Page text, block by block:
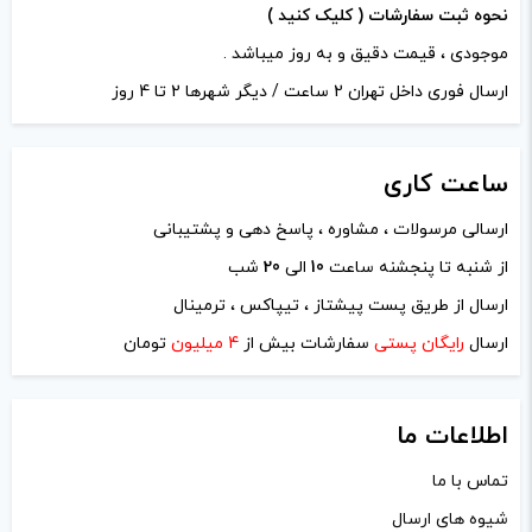
نام*
ایمیل*
ذخیره نام، ایمیل و وبسایت من در مرورگر برای زمانی که دوباره
نحوه ثبت سفارشات ( کلیک کنید )
موجودی ، قیمت دقیق و به روز میباشد .
ارسال فوری داخل تهران 2 ساعت / دیگر شهرها 2 تا 4 روز
ساعت کاری
ارسالی مرسولات ، مشاوره ، پاسخ دهی و پشتیبانی
از شنبه تا پنجشنه ساعت 10 الی 20 شب
ارسال از طریق پست پیشتاز ، تیپاکس ، ترمینال
ارسال رایگان پستی سفارشات بیش از 4 میلیون تومان
اطلاعات ما
تماس با ما
شیوه های ارسال